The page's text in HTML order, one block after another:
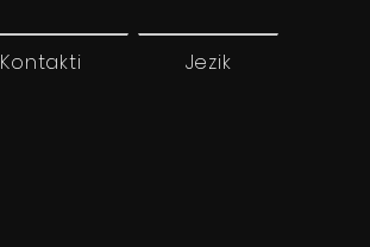
Kontakti Jezik